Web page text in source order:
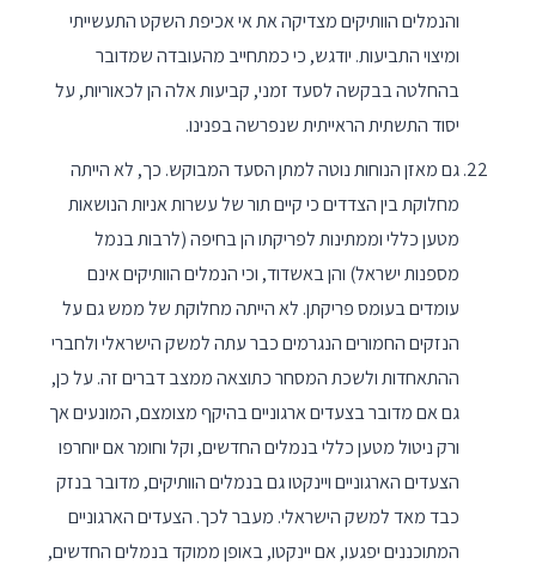
והנמלים הוותיקים מצדיקה את אי אכיפת השקט התעשייתי
ומיצוי התביעות. יודגש, כי כמתחייב מהעובדה שמדובר
בהחלטה בבקשה לסעד זמני, קביעות אלה הן לכאוריות, על
יסוד התשתית הראייתית שנפרשה בפנינו.
גם מאזן הנוחות נוטה למתן הסעד המבוקש. כך, לא הייתה
מחלוקת בין הצדדים כי קיים תור של עשרות אניות הנושאות
מטען כללי וממתינות לפריקתו הן בחיפה (לרבות בנמל
מספנות ישראל) והן באשדוד, וכי הנמלים הוותיקים אינם
עומדים בעומס פריקתן. לא הייתה מחלוקת של ממש גם על
הנזקים החמורים הנגרמים כבר עתה למשק הישראלי ולחברי
ההתאחדות ולשכת המסחר כתוצאה ממצב דברים זה. על כן,
גם אם מדובר בצעדים ארגוניים בהיקף מצומצם, המונעים אך
ורק ניטול מטען כללי בנמלים החדשים, וקל וחומר אם יוחרפו
הצעדים הארגוניים ויינקטו גם בנמלים הוותיקים, מדובר בנזק
כבד מאד למשק הישראלי. מעבר לכך. הצעדים הארגוניים
המתוכננים יפגעו, אם יינקטו, באופן ממוקד בנמלים החדשים,